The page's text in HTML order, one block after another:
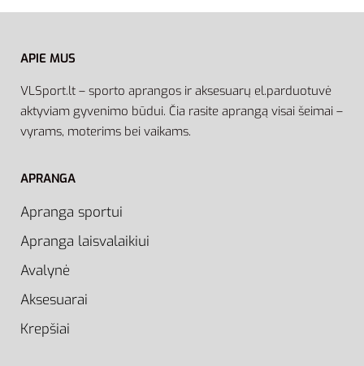
APIE MUS
VLSport.lt – sporto aprangos ir aksesuarų el.parduotuvė
aktyviam gyvenimo būdui. Čia rasite aprangą visai šeimai –
vyrams, moterims bei vaikams.
APRANGA
Apranga sportui
Apranga laisvalaikiui
Avalynė
Aksesuarai
Krepšiai